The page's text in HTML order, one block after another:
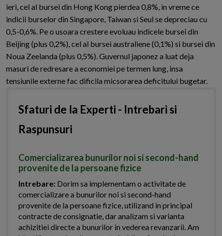
ieri, cel al bursei din Hong Kong pierdea 0,8%, in vreme ce
indicii burselor din Singapore, Taiwan si Seul se depreciau cu
0,5-0,6%. Pe o usoara crestere evoluau indicele bursei din
Beijing (plus 0,2%), cel al bursei australiene (0,1%) si bursei din
Noua Zeelanda (plus 0,5%). Guvernul japonez a luat deja
masuri de redresare a economiei pe termen lung, insa
tensiunile externe fac dificila micsorarea deficitului bugetar.
Sfaturi de la Experti - Intrebari si
Raspunsuri
Comercializarea bunurilor noi si second-hand
provenite de la persoane fizice
Intrebare: Dorim sa implementam o activitate de
comercializare a bunurilor noi si second-hand
provenite de la persoane fizice, utilizand in principal
contracte de consignatie, dar analizam si varianta
achizitiei directe a bunurilor in vederea revanzarii. Am